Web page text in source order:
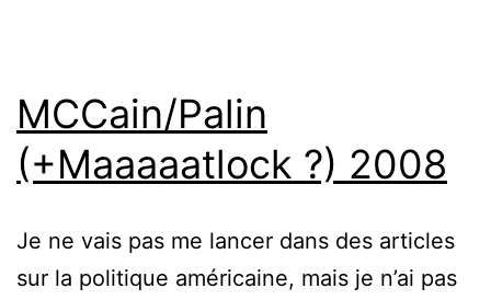
MCCain/Palin
(+Maaaaatlock ?) 2008
Je ne vais pas me lancer dans des articles
sur la politique américaine, mais je n’ai pas